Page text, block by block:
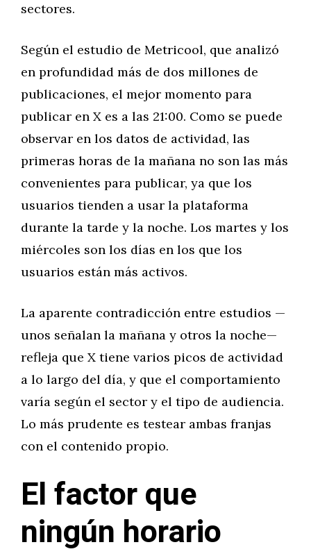
sectores.
Según el estudio de Metricool, que analizó
en profundidad más de dos millones de
publicaciones, el mejor momento para
publicar en X es a las 21:00. Como se puede
observar en los datos de actividad, las
primeras horas de la mañana no son las más
convenientes para publicar, ya que los
usuarios tienden a usar la plataforma
durante la tarde y la noche. Los martes y los
miércoles son los días en los que los
usuarios están más activos.
La aparente contradicción entre estudios —
unos señalan la mañana y otros la noche—
refleja que X tiene varios picos de actividad
a lo largo del día, y que el comportamiento
varía según el sector y el tipo de audiencia.
Lo más prudente es testear ambas franjas
con el contenido propio.
El factor que
ningún horario